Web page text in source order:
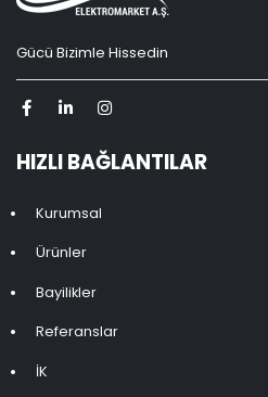
Gücü Bizimle Hissedin
HIZLI BAĞLANTILAR
Kurumsal
Ürünler
Bayilikler
Referanslar
İK